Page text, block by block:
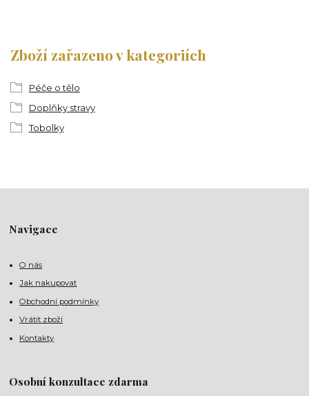
Zboží zařazeno v kategoriích
Péče o tělo
Doplňky stravy
Tobolky
Navigace
O nás
Jak nakupovat
Obchodní podmínky
Vrátit zboží
Kontakty
Osobní konzultace zdarma